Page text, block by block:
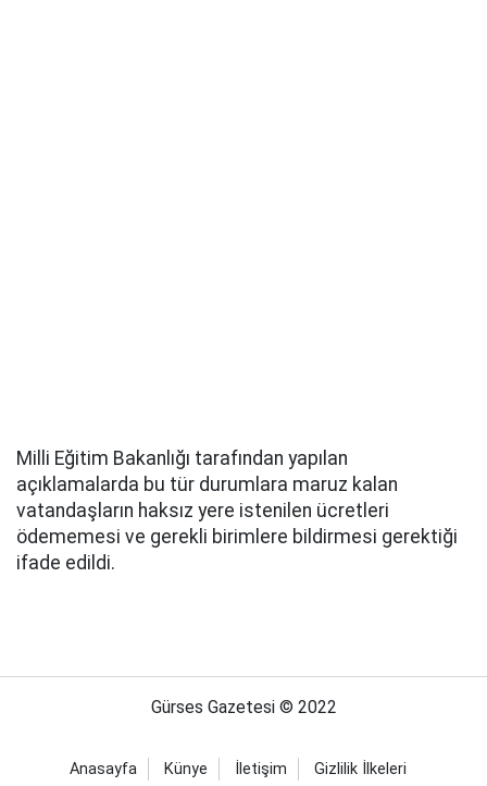
Milli Eğitim Bakanlığı tarafından yapılan
açıklamalarda bu tür durumlara maruz kalan
vatandaşların haksız yere istenilen ücretleri
ödememesi ve gerekli birimlere bildirmesi gerektiği
ifade edildi.
Gürses Gazetesi © 2022
Anasayfa Künye İletişim Gizlilik İlkeleri